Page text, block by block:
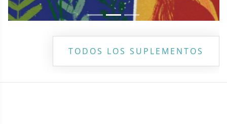
TODOS LOS SUPLEMENTOS